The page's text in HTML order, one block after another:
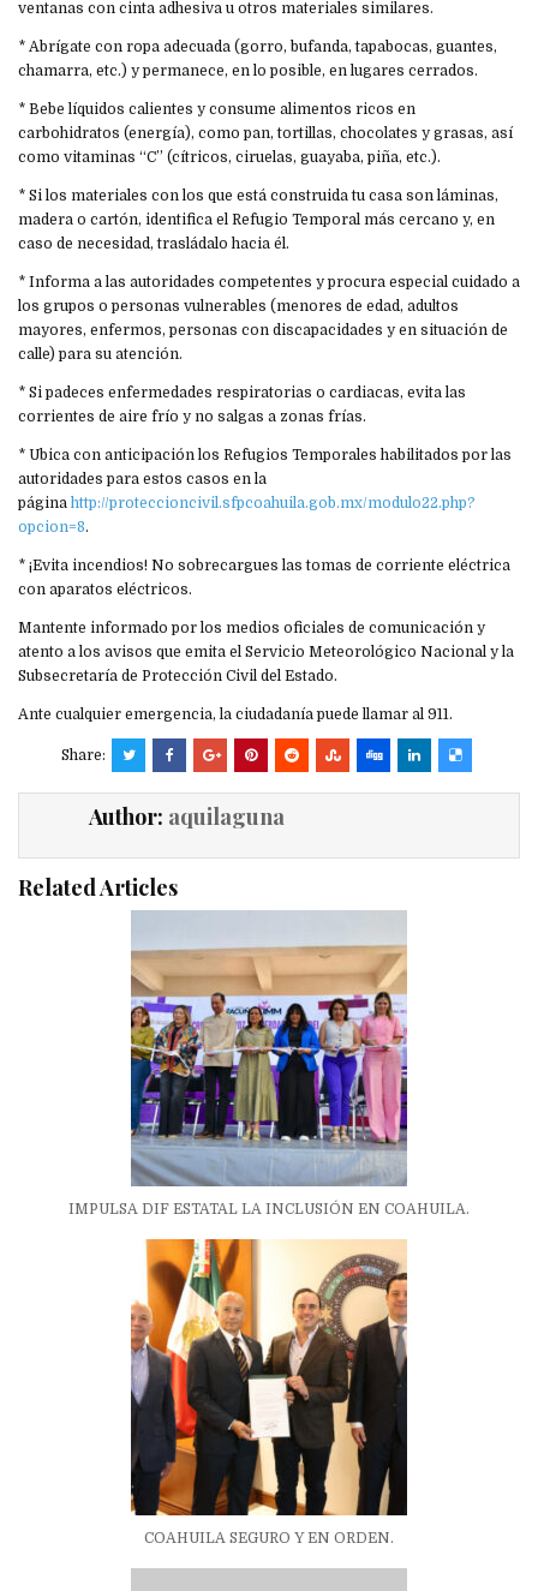
ventanas con cinta adhesiva u otros materiales similares.
* Abrígate con ropa adecuada (gorro, bufanda, tapabocas, guantes,
chamarra, etc.) y permanece, en lo posible, en lugares cerrados.
* Bebe líquidos calientes y consume alimentos ricos en
carbohidratos (energía), como pan, tortillas, chocolates y grasas, así
como vitaminas “C” (cítricos, ciruelas, guayaba, piña, etc.).
* Si los materiales con los que está construida tu casa son láminas,
madera o cartón, identifica el Refugio Temporal más cercano y, en
caso de necesidad, trasládalo hacia él.
* Informa a las autoridades competentes y procura especial cuidado a
los grupos o personas vulnerables (menores de edad, adultos
mayores, enfermos, personas con discapacidades y en situación de
calle) para su atención.
* Si padeces enfermedades respiratorias o cardiacas, evita las
corrientes de aire frío y no salgas a zonas frías.
* Ubica con anticipación los Refugios Temporales habilitados por las
autoridades para estos casos en la
página http://proteccioncivil.sfpcoahuila.gob.mx/modulo22.php?
opcion=8.
* ¡Evita incendios! No sobrecargues las tomas de corriente eléctrica
con aparatos eléctricos.
Mantente informado por los medios oficiales de comunicación y
atento a los avisos que emita el Servicio Meteorológico Nacional y la
Subsecretaría de Protección Civil del Estado.
Ante cualquier emergencia, la ciudadanía puede llamar al 911.
Share:
Author: aquilaguna
Related Articles
IMPULSA DIF ESTATAL LA INCLUSIÓN EN COAHUILA.
COAHUILA SEGURO Y EN ORDEN.